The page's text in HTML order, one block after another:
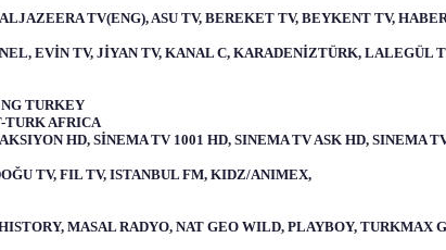
TV(ENG), ASU TV, BEREKET TV, BEYKENT TV,
EVİN TV, JİYAN TV, KANAL C, KARADENİZTÜRK, LALEGÜL
TURKEY
TURK AFRICA
HD, SİNEMA TV 1001 HD, SINEMA TV ASK HD, SINEMA
TV, FIL TV, ISTANBUL FM, KIDZ/ANIMEX,
MASAL RADYO, NAT GEO WILD, PLAYBOY, TURKMAX